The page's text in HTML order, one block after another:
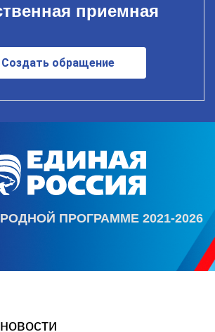
приемная
Создать обращение
ПРОГРАММЕ 2021-2026